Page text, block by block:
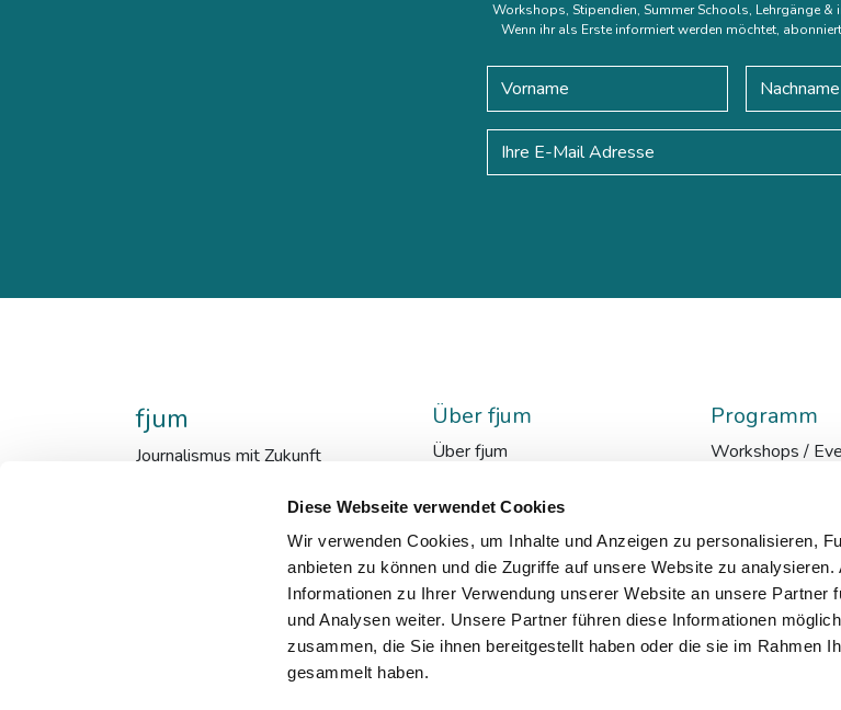
Diese Webseite verwendet Cookies
Wir verwenden Cookies, um Inhalte und Anzeigen zu personalisieren,
anbieten zu können und die Zugriffe auf unsere Website zu analysieren.
Informationen zu Ihrer Verwendung unserer Website an unsere Partner
und Analysen weiter. Unsere Partner führen diese Informationen
zusammen, die Sie ihnen bereitgestellt haben oder die sie im Rahmen
gesammelt haben.
Workshops, Stipendien, Summer Schools, Lehrgänge &
Wenn ihr als Erste informiert werden möchtet,
fjum
Journalismus mit Zukunft
Über fjum
Über fjum
Menschen
Kooperationen
Downloads
Qualitätsmanagement
Newsletter
Programm
Workshops /
Ressort Z
Internationale
Kursarchiv